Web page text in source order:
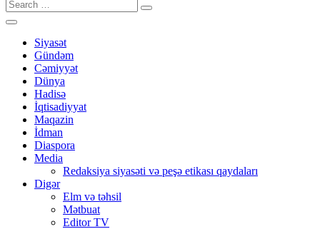
Siyasət
Gündəm
Cəmiyyət
Dünya
Hadisə
İqtisadiyyat
Maqazin
İdman
Diaspora
Media
Redaksiya siyasəti və peşə etikası qaydaları
Digər
Elm və təhsil
Mətbuat
Editor TV